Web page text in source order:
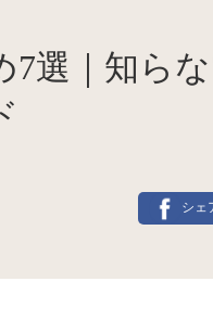
7選｜知ら
シェ